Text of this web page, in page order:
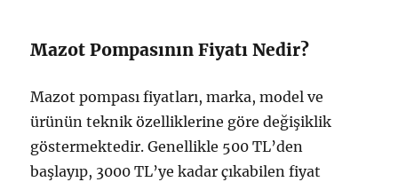
Mazot Pompasının Fiyatı Nedir?
Mazot pompası fiyatları, marka, model ve
ürünün teknik özelliklerine göre değişiklik
göstermektedir. Genellikle 500 TL’den
başlayıp, 3000 TL’ye kadar çıkabilen fiyat